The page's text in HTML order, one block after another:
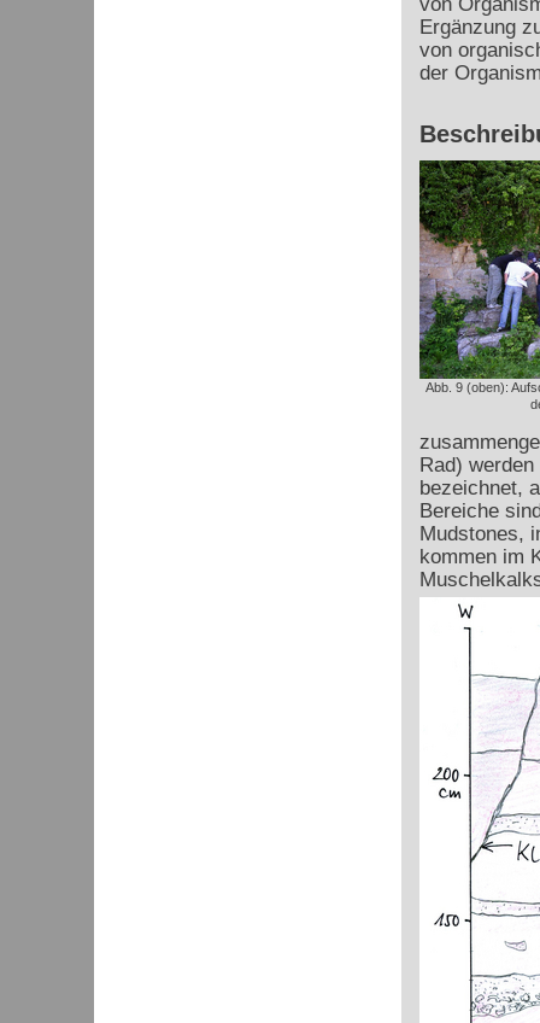
Ergänzung
von
der
Abb. 9 (oben):
Rad)
bezeichnet,
Bereiche
Mudstones,
kommen im